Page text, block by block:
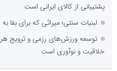
پشتیبانی از کالای ایرانی است
لبنیات سنتی؛ میراثی که برای بقا
توسعه ورزش‌های رزمی و ترویج
خلاقیت و نوآوری است